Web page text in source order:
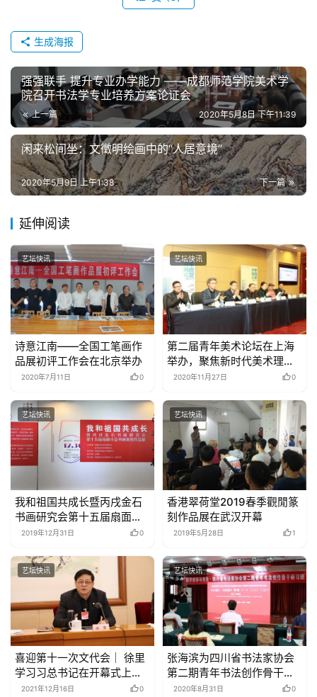
生成海报
强强联手 提升专业办学能力 ——成都师范学院美术学
院召开书法学专业培养方案论证会
上一篇 2020年5月8日 下午11:39
闲来松间坐：文徵明绘画中的“人居意境”
下一篇
2020年5月9日 上午1:38
延伸阅读
艺坛快讯
诗意江南——全国工笔画作
品展初评工作会在北京举办
2020年7月11日 0
艺坛快讯
第二届青年美术论坛在上海
举办，聚焦新时代美术理论
构建
2020年11月27日 0
艺坛快讯
我和祖国共成长暨丙戌金石
书画研究会第十五届扇面小
品书画篆刻作品展隆重开幕
2019年12月31日 0
艺坛快讯
香港翠荷堂2019春季觀閒篆
刻作品展在武汉开幕
2019年5月28日 1
艺坛快讯
喜迎第十一次文代会｜ 徐里
学习习总书记在开幕式上重
要讲话精神的心得体会
2021年12月16日 0
艺坛快讯
张海滨为四川省书法家协会
第二期青年书法创作骨干研
习班主讲《心经导读》《坛
2020年8月31日 0